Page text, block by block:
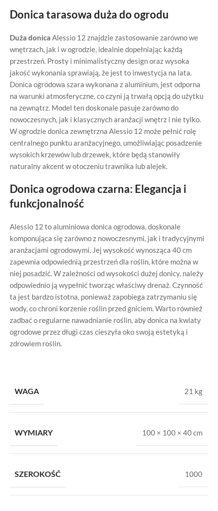
Donica tarasowa duża do ogrodu
Duża donica Alessio 12 znajdzie zastosowanie zarówno we
wnętrzach, jak i w ogrodzie, idealnie dopełniając każdą
przestrzeń. Prosty i minimalistyczny design oraz wysoka
jakość wykonania sprawiają, że jest to inwestycja na lata.
Donica ogrodowa szara wykonana z aluminium, jest odporna
na warunki atmosferyczne, co czyni ją trwałą opcją do użytku
na zewnątrz. Model ten doskonale pasuje zarówno do
nowoczesnych, jak i klasycznych aranżacji wnętrz i nie tylko.
W ogrodzie donica zewnętrzna Alessio 12 może pełnić rolę
centralnego punktu aranżacyjnego, umożliwiając posadzenie
wysokich krzewów lub drzewek, które będą stanowiły
naturalny akcent w otoczeniu trawnika lub alejek.
Donica ogrodowa czarna: Elegancja i
funkcjonalność
Alessio 12 to aluminiowa donica ogrodowa, doskonale
komponująca się zarówno z nowoczesnymi, jak i tradycyjnymi
aranżacjami ogrodowymi. Jej wysokość wynosząca 40 cm
zapewnia odpowiednią przestrzeń dla roślin, które można w
niej posadzić. W zależności od wysokości dużej donicy, należy
odpowiednio ją wypełnić tworząc właściwy drenaż. Czynność
ta jest bardzo istotna, ponieważ zapobiega zatrzymaniu się
wody, co chroni korzenie roślin przed gniciem. Warto również
zadbać o regularne nawadnianie roślin, aby donica na kwiaty
ogrodowe przez długi czas cieszyła oko swoją estetyką i
zdrowiem roślin.
WAGA 21 kg
WYMIARY 100 × 100 × 40 cm
SZEROKOŚĆ 1000